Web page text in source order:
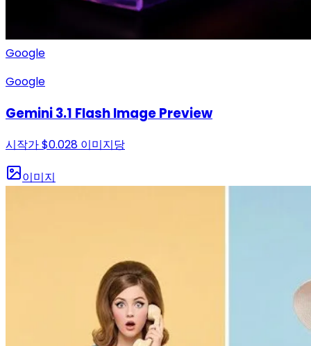
Google
Google
Gemini 3.1 Flash Image Preview
시작가$0.028 이미지당
이미지